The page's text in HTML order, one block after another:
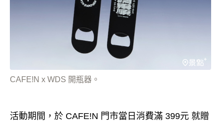
CAFE!N x WDS 開瓶器。
活動期間，於 CAFE!N 門市當日消費滿 399元 就贈